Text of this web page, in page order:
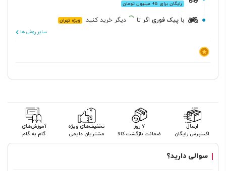
رایگان برای ۵+ میلیون تومان
با پیک فوری اگر تا دیگر خرید کنید.
ویژه تهران
سایر روش ها
ارسال
اکسپرس رایگان
۷ روز
ضمانت بازگشت کالا
تخفیف‌های ویژه
مشتریان دایمی
آموزش‌های
گام به گام
سوالی دارید؟